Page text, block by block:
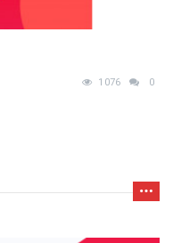
1076 0